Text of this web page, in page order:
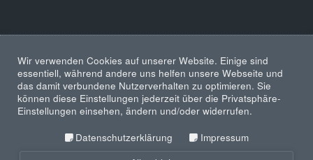
Wir verwenden Cookies auf unserer Website. Einige sind
essentiell, während andere uns helfen unsere Webseite und
das damit verbundene Nutzerverhalten zu optimieren. Sie
können diese Einstellungen jederzeit über die Privatsphäre-
Einstellungen einsehen, ändern und/oder widerrufen.
Datenschutzerklärung
Impressum